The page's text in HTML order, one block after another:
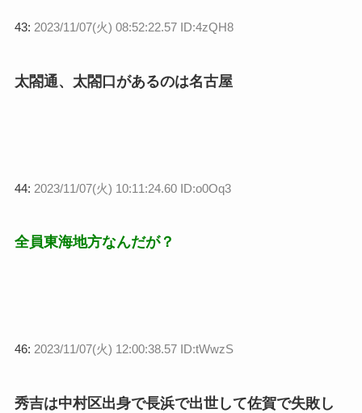
43: 2023/11/07(火) 08:52:22.57 ID:4zQH8
太閤通、太閤口があるのは名古屋
44: 2023/11/07(火) 10:11:24.60 ID:o0Oq3
全員東海地方なんだが？
46: 2023/11/07(火) 12:00:38.57 ID:tWwzS
秀吉は中村区出身で長浜で出世して佐賀で失敗し